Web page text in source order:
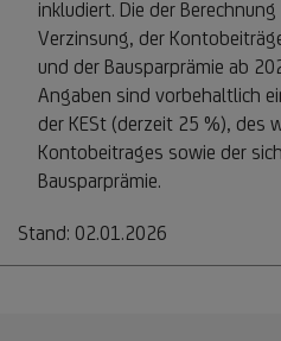
inkludiert. Die der
Verzinsung, der
und der Bausparprämie ab
Angaben sind vorbehaltlich
der KESt (derzeit 25 %), des
Kontobeitrages sowie der
Bausparprämie.
Stand: 02.01.2026